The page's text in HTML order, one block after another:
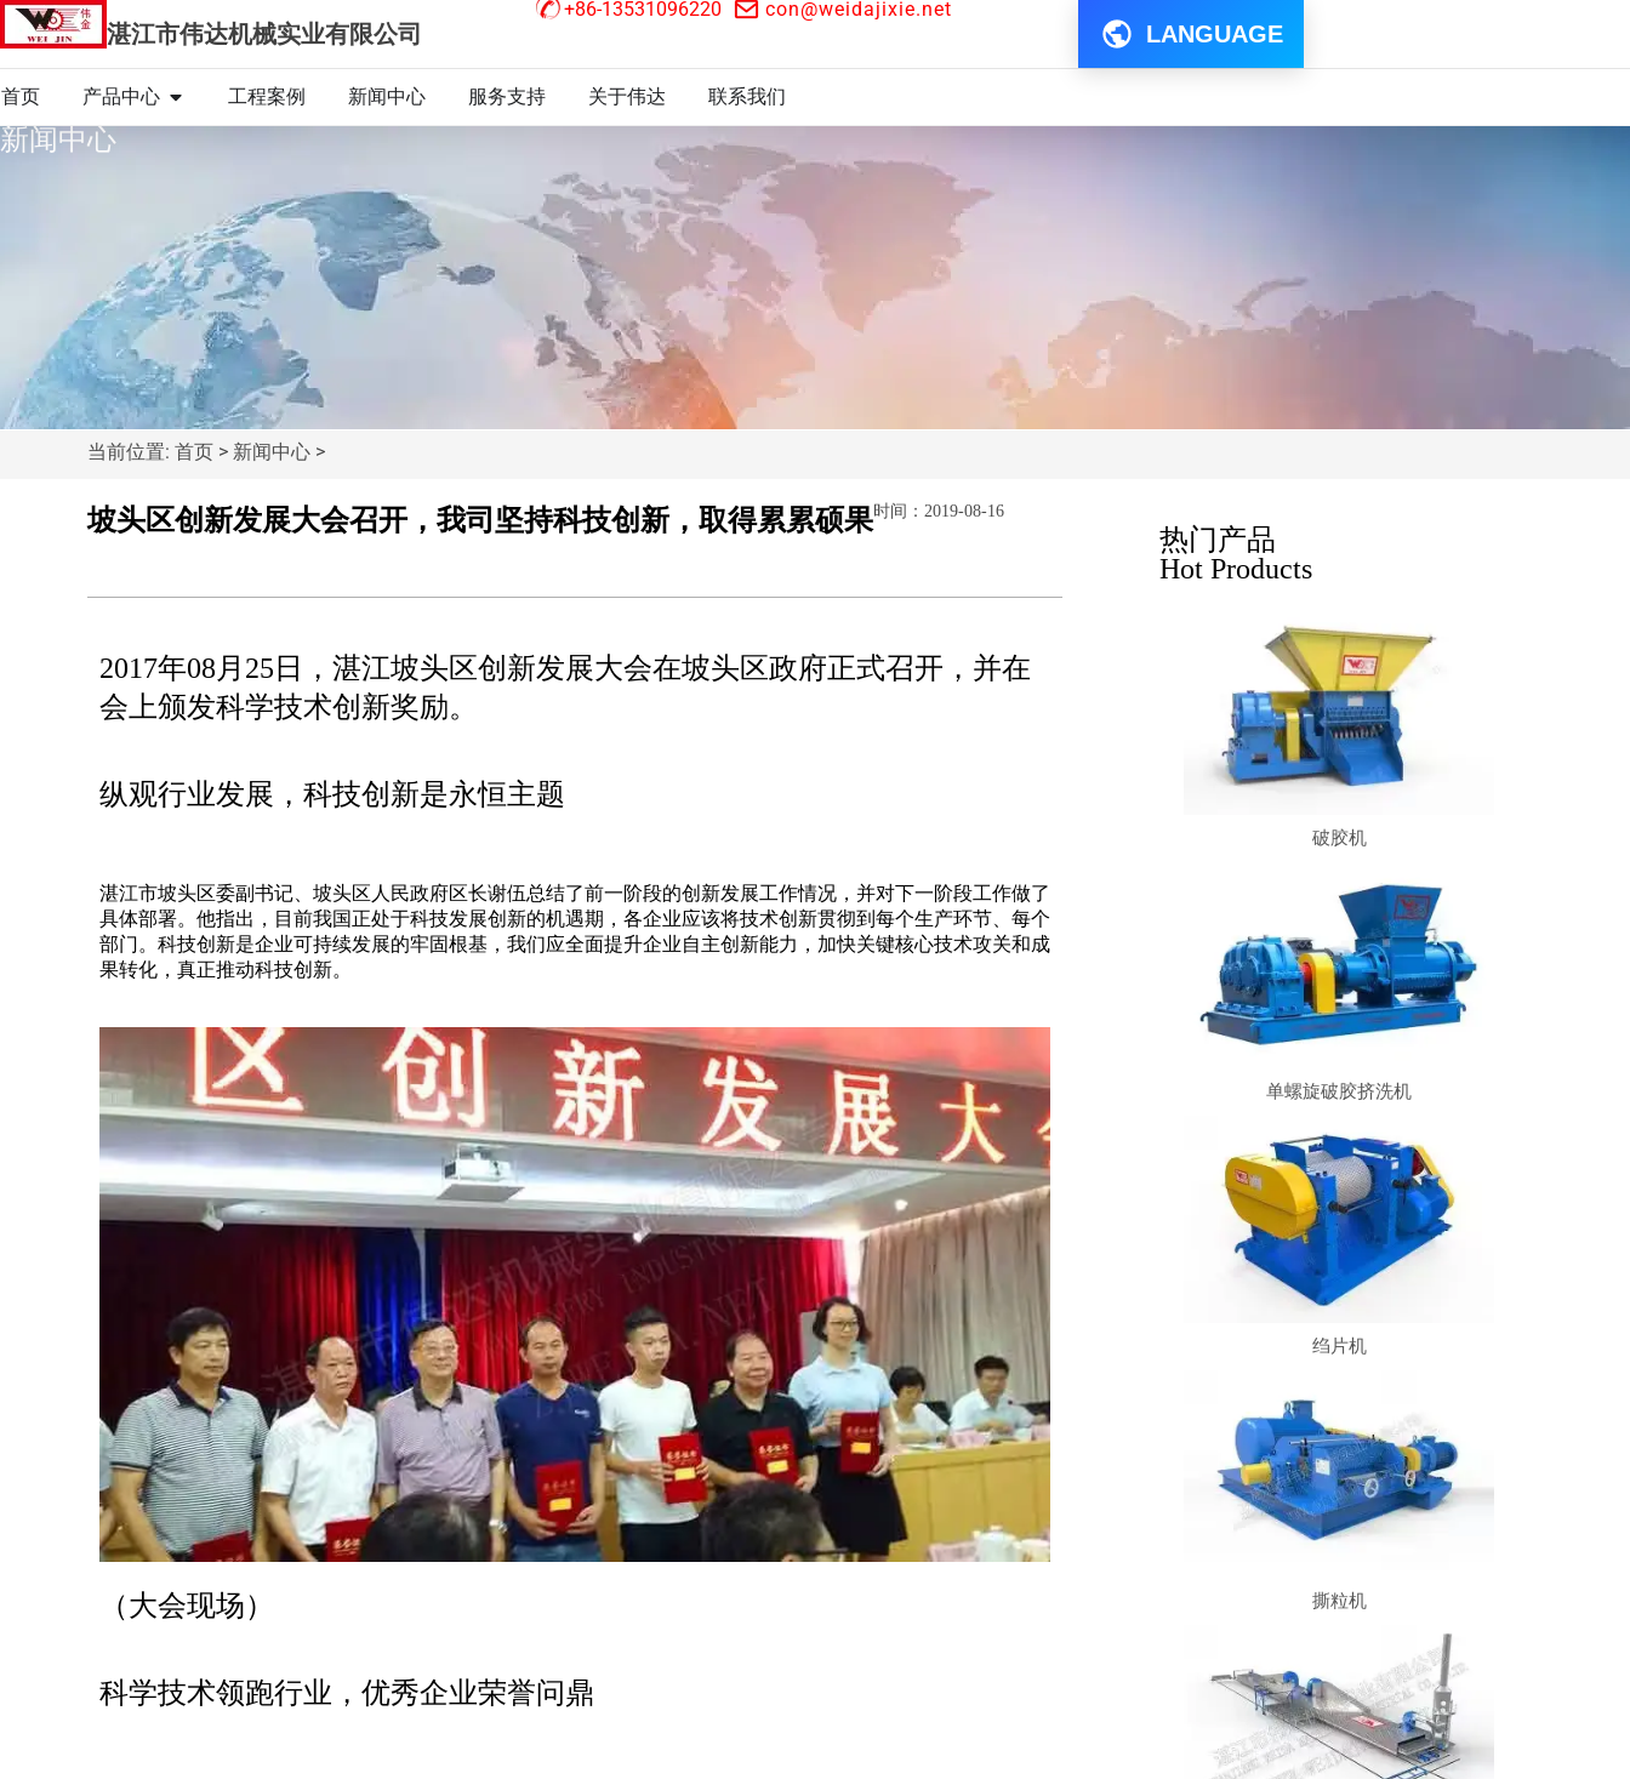
湛江市伟达机械实业有限公司
+86-13531096220 con@weidajixie.net
LANGUAGE
首页 产品中心 工程案例 新闻中心 服务支持 关于伟达 联系我们
新闻中心
当前位置: 首页 > 新闻中心 >
热门产品
Hot Products
破胶机
单螺旋破胶挤洗机
绉片机
撕粒机
坡头区创新发展大会召开，我司坚持科技创新，取得累累硕果时间：2019-08-16
2017年08月25日，湛江坡头区创新发展大会在坡头区政府正式召开，并在
会上颁发科学技术创新奖励。
纵观行业发展，科技创新是永恒主题
湛江市坡头区委副书记、坡头区人民政府区长谢伍总结了前一阶段的创新发展工作情况，并对下一阶段工作做了
具体部署。他指出，目前我国正处于科技发展创新的机遇期，各企业应该将技术创新贯彻到每个生产环节、每个
部门。科技创新是企业可持续发展的牢固根基，我们应全面提升企业自主创新能力，加快关键核心技术攻关和成
果转化，真正推动科技创新。
（大会现场）
科学技术领跑行业，优秀企业荣誉问鼎